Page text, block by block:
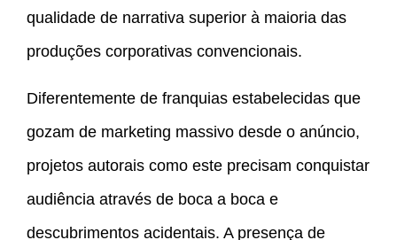
qualidade de narrativa superior à maioria das
produções corporativas convencionais.
Diferentemente de franquias estabelecidas que
gozam de marketing massivo desde o anúncio,
projetos autorais como este precisam conquistar
audiência através de boca a boca e
descubrimentos acidentais. A presença de